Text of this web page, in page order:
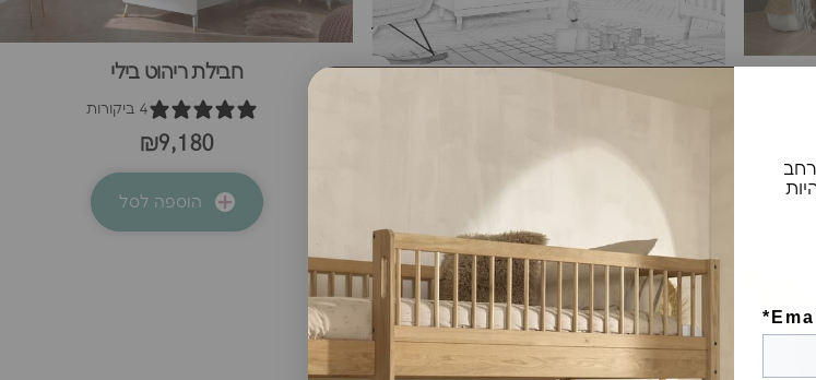
לוח החתלה בילי לבן
₪270
הוספה לסל
חבילת ריהוט בילי
4 ביקורות
₪9,180
הוספה לסל